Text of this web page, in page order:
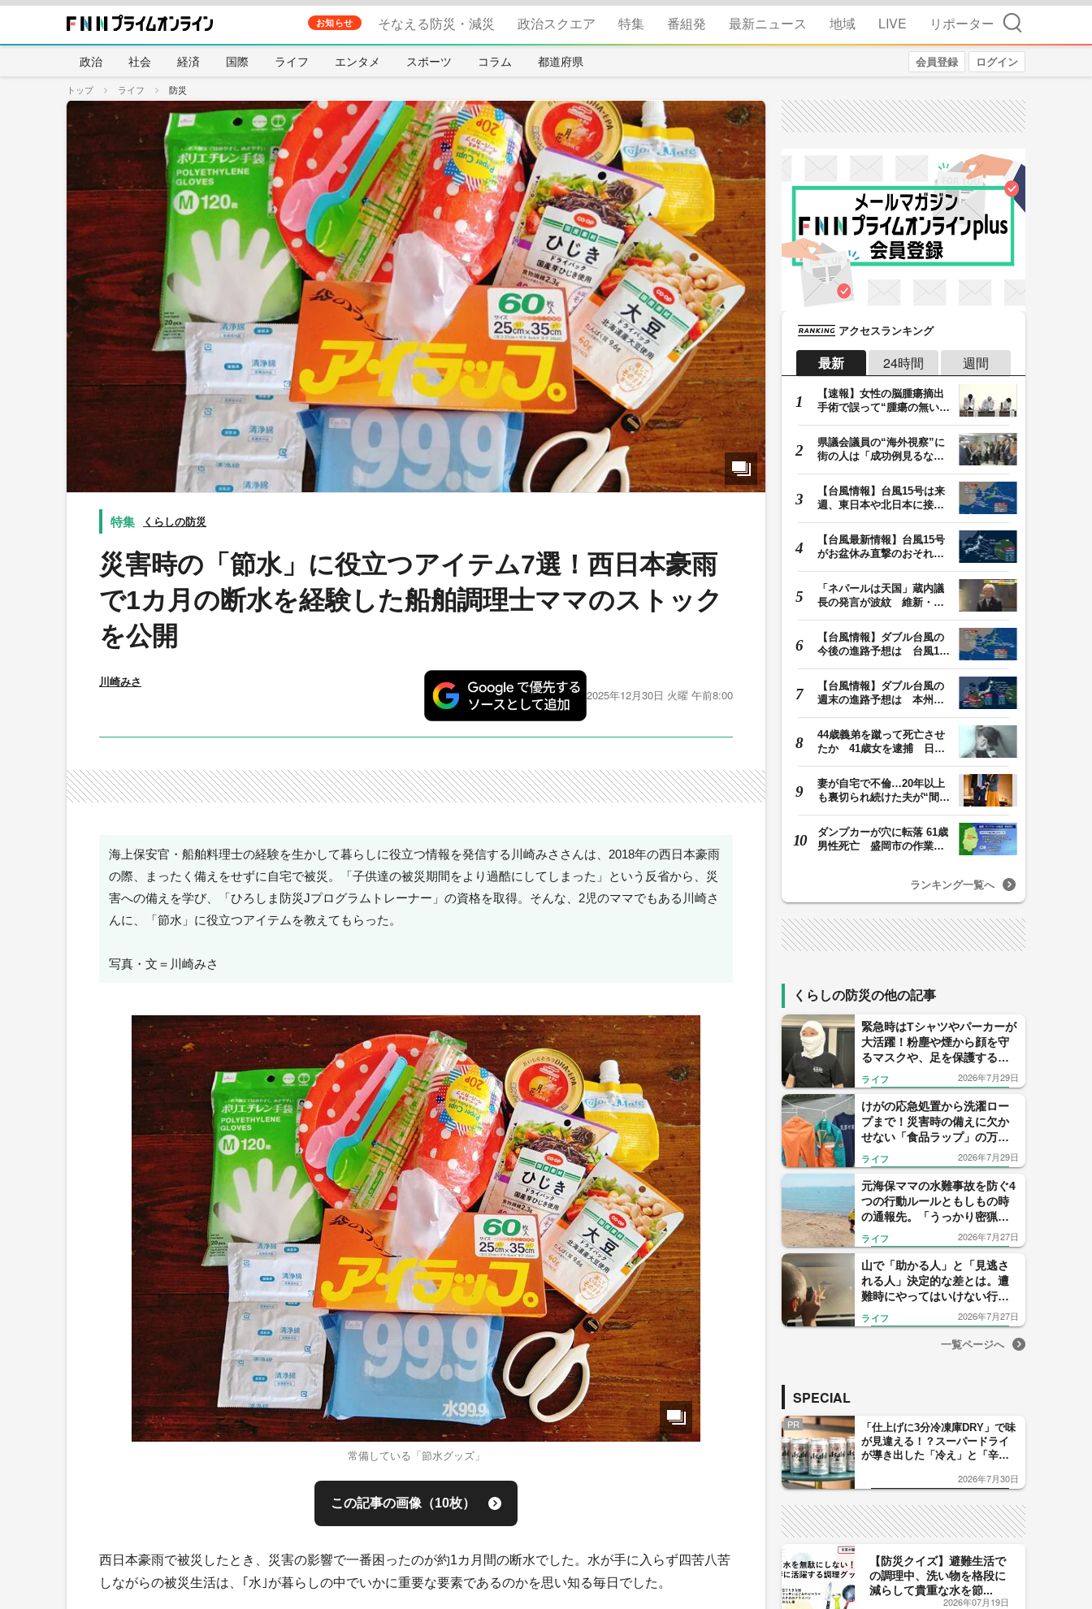
お知らせ そなえる防災・減災 政治スクエア 特集 番組発 最新ニュース 地域 LIVE リポーター 検索
政治 社会 経済 国際 ライフ エンタメ スポーツ コラム 都道府県 会員登録 ログイン
トップ ライフ 防災
くらしの防災
災害時の「節水」に役立つアイテム7選！西日本豪雨
で1カ月の断水を経験した船舶調理士ママのストック
を公開
川崎みさ
2025年12月30日 火曜 午前8:00
海上保安官・船舶料理士の経験を生かして暮らしに役立つ情報を発信する川崎みささんは、2018年の西日本豪雨
の際、まったく備えをせずに自宅で被災。「子供達の被災期間をより過酷にしてしまった」という反省から、災
害への備えを学び、「ひろしま防災Jプログラムトレーナー」の資格を取得。そんな、2児のママでもある川崎さ
んに、「節水」に役立つアイテムを教えてもらった。
写真・文＝川崎みさ
常備している「節水グッズ」
この記事の画像（10枚）
西日本豪雨で被災したとき、災害の影響で一番困ったのが約1カ月間の断水でした。水が手に入らず四苦八苦
しながらの被災生活は、｢水｣が暮らしの中でいかに重要な要素であるのかを思い知る毎日でした。
アクセスランキング
最新 24時間 週間
【速報】女性の脳腫瘍摘出
手術で誤って“腫瘍の無い部
県議会議員の“海外視察”に
街の人は「成功例見るなら
【台風情報】台風15号は来
週、東日本や北日本に接近
【台風最新情報】台風15号
がお盆休み直撃のおそれ
「ネパールは天国」蔵内議
長の発言が波紋 維新・吉
【台風情報】ダブル台風の
今後の進路予想は 台風13
【台風情報】ダブル台風の
週末の進路予想は 本州は
44歳義弟を蹴って死亡させ
たか 41歳女を逮捕 日頃
妻が自宅で不倫…20年以上
も裏切られ続けた夫が“間
ダンプカーが穴に転落 61歳
男性死亡 盛岡市の作業
ランキング一覧へ
くらしの防災の他の記事
緊急時はTシャツやパーカーが
大活躍！粉塵や煙から顔を守
るマスクや、足を保護する靴
に。覚えておきたい衣類の活
用法
ライフ 2026年7月29日
けがの応急処置から洗濯ロー
プまで！災害時の備えに欠か
せない「食品ラップ」の万能
活用法を解説
ライフ 2026年7月29日
元海保ママの水難事故を防ぐ4
つの行動ルールともしもの時
の通報先。「うっかり密猟
者」にならないようにも注意
して！
ライフ 2026年7月27日
山で「助かる人」と「見逃さ
れる人」決定的な差とは。遭
難時にやってはいけない行動
と自衛隊も実践する上空ヘリ
への合図
ライフ 2026年7月27日
一覧ページへ
SPECIAL
PR
「仕上げに3分冷凍庫DRY」で味
が見違える！？スーパードライ
が導き出した「冷え」と「辛
した「辛口カーブ」が飲み頃の
2026年7月30日
【防災クイズ】避難生活で
の調理中、洗い物を格段に
減らして貴重な水を節...
2026年07月19日